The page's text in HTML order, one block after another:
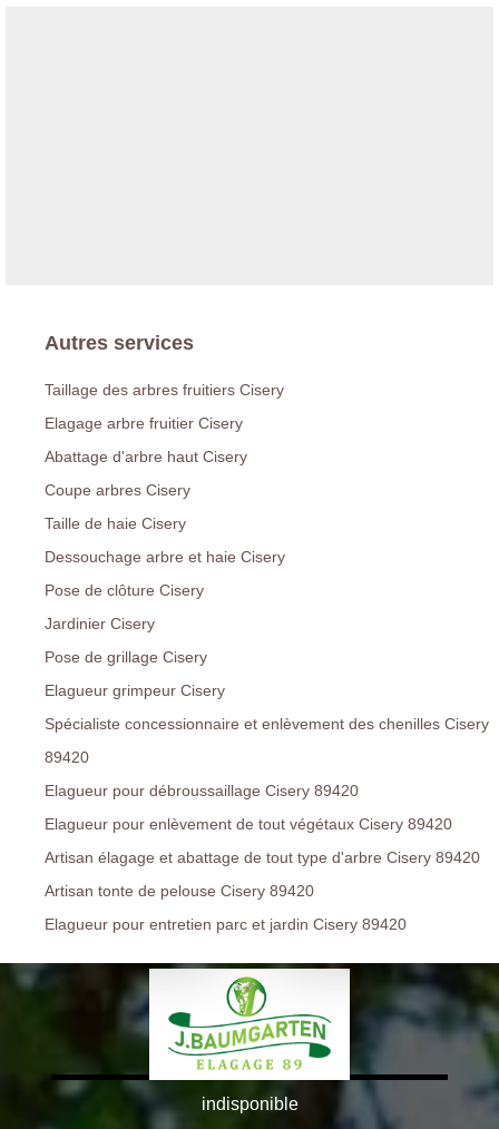
Autres services
Taillage des arbres fruitiers Cisery
Elagage arbre fruitier Cisery
Abattage d'arbre haut Cisery
Coupe arbres Cisery
Taille de haie Cisery
Dessouchage arbre et haie Cisery
Pose de clôture Cisery
Jardinier Cisery
Pose de grillage Cisery
Elagueur grimpeur Cisery
Spécialiste concessionnaire et enlèvement des chenilles Cisery
89420
Elagueur pour débroussaillage Cisery 89420
Elagueur pour enlèvement de tout végétaux Cisery 89420
Artisan élagage et abattage de tout type d'arbre Cisery 89420
Artisan tonte de pelouse Cisery 89420
Elagueur pour entretien parc et jardin Cisery 89420
indisponible